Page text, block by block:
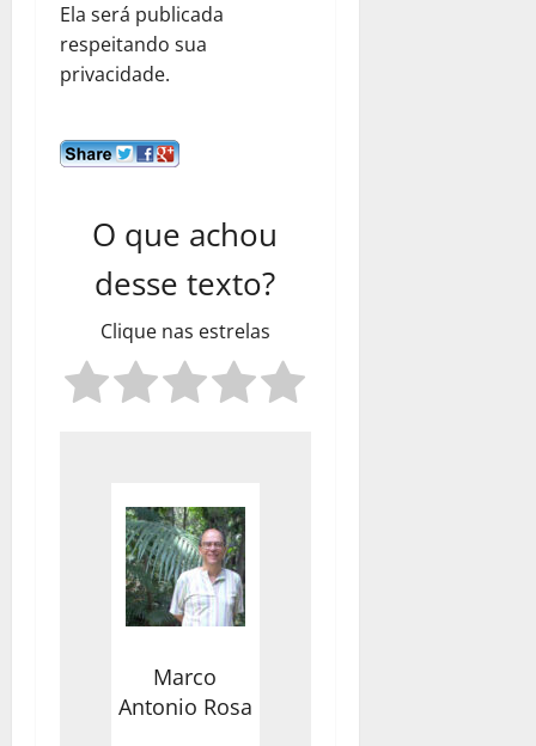
Ela será publicada
respeitando sua
privacidade.
O que achou
desse texto?
Clique nas estrelas
Marco
Antonio Rosa